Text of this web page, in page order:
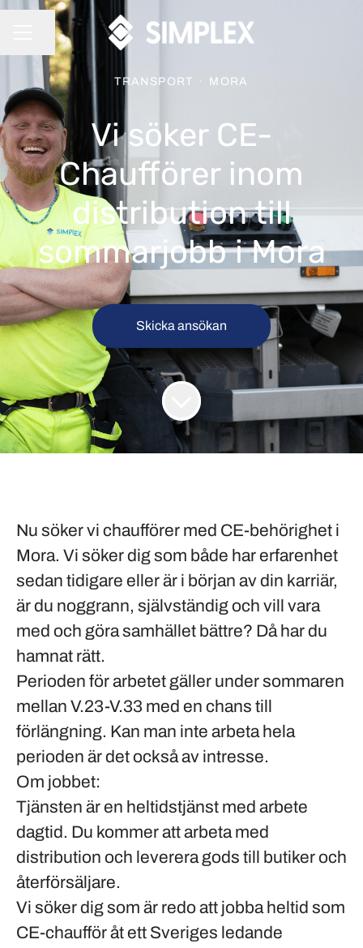
KARRIÄRMENY
Dela sidan
TRANSPORT · MORA
Vi söker CE-
Chaufförer inom
distribution till
sommarjobb i Mora
Skicka ansökan
Nu söker vi chaufförer med CE-behörighet i
Mora. Vi söker dig som både har erfarenhet
sedan tidigare eller är i början av din karriär,
är du noggrann, självständig och vill vara
med och göra samhället bättre? Då har du
hamnat rätt.
Perioden för arbetet gäller under sommaren
mellan V.23-V.33 med en chans till
förlängning. Kan man inte arbeta hela
perioden är det också av intresse.
Om jobbet:
Tjänsten är en heltidstjänst med arbete
dagtid. Du kommer att arbeta med
distribution och leverera gods till butiker och
återförsäljare.
Vi söker dig som är redo att jobba heltid som
CE-chaufför åt ett Sveriges ledande